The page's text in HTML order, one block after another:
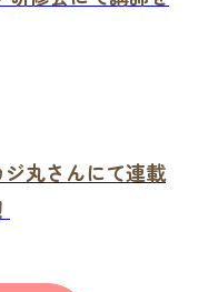
丸さんにて連載